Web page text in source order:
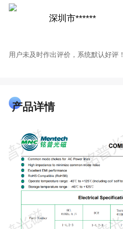
深圳市******
用户未及时作出评价，系统默认好评！
产品详情